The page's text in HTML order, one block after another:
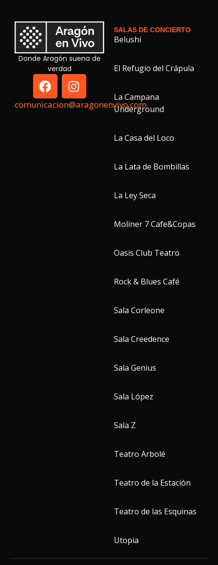
Donde Aragón suena de
verdad
comunicacion@aragonenvivo.com
SALAS DE CONCIERTO
Belushi
El Refugio del Crápula
La Campana
Underground
La Casa del Loco
La Lata de Bombillas
La Ley Seca
Moliner 7 Cafe&Copas
Oasis Club Teatro
Rock & Blues Café
Sala Corleone
Sala Creedence
Sala Genius
Sala López
Sala Z
Teatro Arbolé
Teatro de la Estación
Teatro de las Esquinas
Utopia